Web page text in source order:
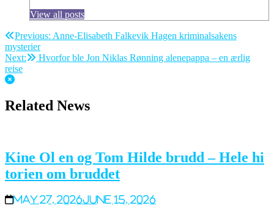
View all posts
Post
navigation
Previous: Anne-Elisabeth Falkevik Hagen kriminalsakens
mysterier
Next:
Hvorfor ble Jon Niklas Rønning alenepappa – en ærlig
reise
Related News
Kine Ol en og Tom Hilde brudd – Hele hi
torien om bruddet
May 27, 2026June 15, 2026